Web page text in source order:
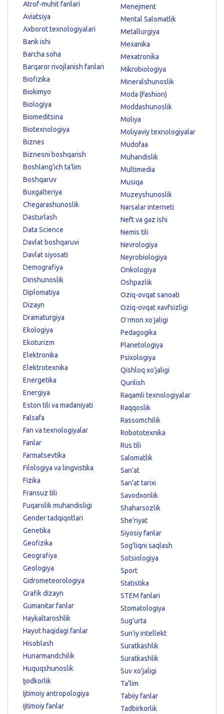
Atrof-muhit fanlari
Aviatsiya
Axborot texnologiyalari
Bank ishi
Barcha soha
Barqaror rivojlanish fanlari
Biofizika
Biokimyo
Biologiya
Biomeditsina
Biotexnologiya
Biznes
Biznesni boshqarish
Boshlang'ich ta'lim
Boshqaruv
Buxgalteriya
Chegarashunoslik
Dasturlash
Data Science
Davlat boshqaruvi
Davlat siyosati
Demografiya
Dinshunoslik
Diplomatiya
Dizayn
Dramaturgiya
Ekologiya
Ekoturizm
Elektronika
Elektrotexnika
Energetika
Energiya
Eston tili va madaniyati
Falsafa
Fan va texnologiyalar
Fanlar
Farmatsevtika
Filologiya va lingvistika
Fizika
Fransuz tili
Fuqarolik muhandisligi
Gender tadqiqotlari
Genetika
Geofizika
Geografiya
Geologiya
Gidrometeorologiya
Grafik dizayn
Gumanitar fanlar
Haykaltaroshlik
Hayot haqidagi fanlar
Hisoblash
Hunarmandchilik
Huquqshunoslik
Ijodkorlik
Ijtimoiy antropologiya
Ijtimoiy fanlar
Menejment
Mental Salomatlik
Metallurgiya
Mexanika
Mexatronika
Mikrobiologiya
Mineralshunoslik
Moda (Fashion)
Moddashunoslik
Moliya
Moliyaviy texnologiyalar
Mudofaa
Muhandislik
Multimedia
Musiqa
Muzeyshunoslik
Narsalar interneti
Neft va gaz ishi
Nemis tili
Nevrologiya
Neyrobiologiya
Onkologiya
Oshpazlik
Oziq-ovqat sanoati
Oziq-ovqat xavfsizligi
Oʻrmon xoʻjaligi
Pedagogika
Planetologiya
Psixologiya
Qishloq xo'jaligi
Qurilish
Raqamli texnologiyalar
Raqqoslik
Rassomchilik
Robototexnika
Rus tili
Salomatlik
San'at
San'at tarixi
Savodxonlik
Shaharsozlik
She'riyat
Siyosiy fanlar
Sog'liqni saqlash
Sotsiologiya
Sport
Statistika
STEM fanlari
Stomatologiya
Sug'urta
Sun'iy intellekt
Suratkashlik
Suratkashlik
Suv xo'jaligi
Ta'lim
Tabiiy fanlar
Tadbirkorlik